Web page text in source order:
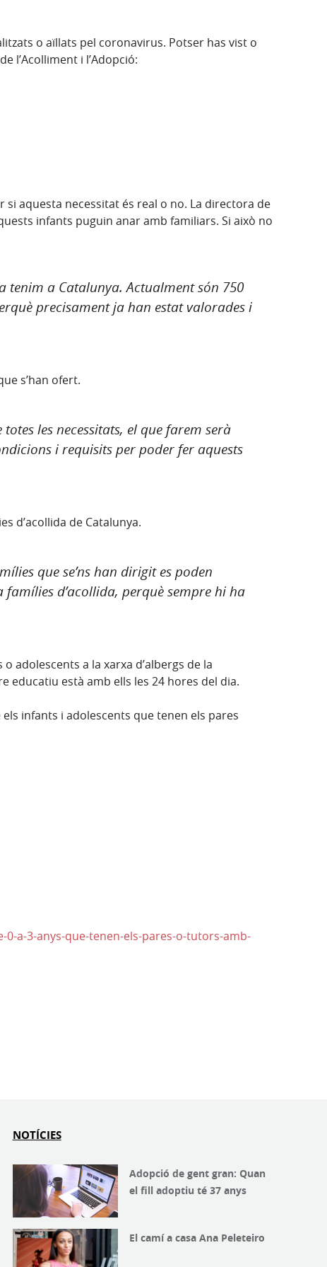
o aïllats pel coronavirus. Potser has vist o
l’Acolliment i l’Adopció:
si aquesta necessitat és real o no. La directora de
infants puguin anar amb familiars. Si això no
a Catalunya. Actualment són 750
precisament ja han estat valorades i
s’han ofert.
les necessitats, el que farem serà
i requisits per poder fer aquests
d’acollida de Catalunya.
que se’ns han dirigit es poden
d’acollida, perquè sempre hi ha
adolescents a la xarxa d’albergs de la
educatiu està amb ells les 24 hores del dia.
infants i adolescents que tenen els pares
a-3-anys-que-tenen-els-pares-o-tutors-amb-
NOTÍCIES
Adopció de gent gran: Quan
el fill adoptiu té 37 anys
El camí a casa Ana Peleteiro